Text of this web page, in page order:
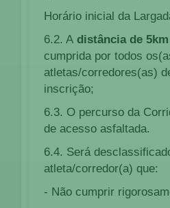
Horário inicial da
6.2. A distância de 5km
cumprida por todos
atletas/corredores(as)
inscrição;
6.3. O percurso da
de acesso asfaltada.
6.4. Será
atleta/corredor(a) que:
- Não cumprir